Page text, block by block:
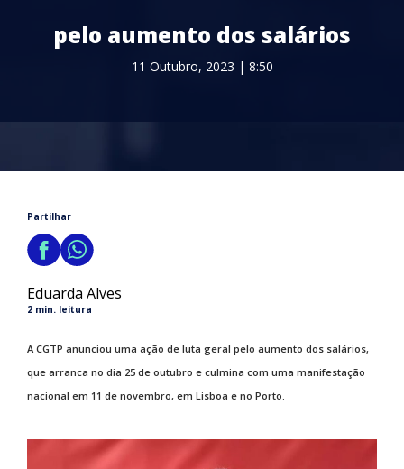
pelo aumento dos salários
11 Outubro, 2023 | 8:50
Partilhar
Eduarda Alves
2 min. leitura
A CGTP anunciou uma ação de luta geral pelo aumento dos salários,
que arranca no dia 25 de outubro e culmina com uma manifestação
nacional em 11 de novembro, em Lisboa e no Porto.